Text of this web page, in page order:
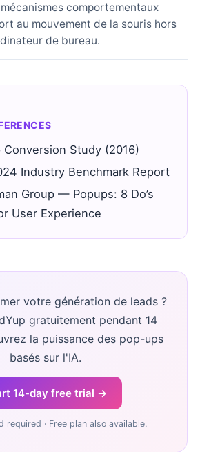
comportementaux
au mouvement de la souris hors
de bureau.
Conversion Study (2016)
Industry Benchmark Report
Group — Popups: 8 Do’s
User Experience
votre génération de leads ?
gratuitement pendant 14
la puissance des pop-ups
basés sur l'IA.
14-day free trial →
required · Free plan also available.